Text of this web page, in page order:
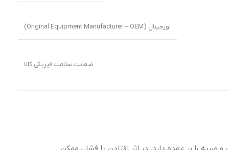
اورجینال (Original Equipment Manufacturer – OEM)
ضمانت سلامت فیزیکی کالا